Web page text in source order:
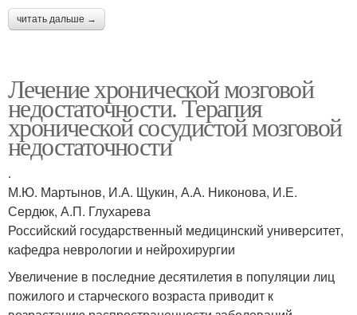
читать дальше →
Лечение хронической мозговой
недостаточности. Терапия
хронической сосудистой мозговой
недостаточности
.
М.Ю. Мартынов, И.А. Щукин, А.А. Никонова, И.Е.
Сердюк, А.П. Глухарева
Российский государственный медицинский университет,
кафедра неврологии и нейрохирургии
Увеличение в последние десятилетия в популяции лиц
пожилого и старческого возраста приводит к